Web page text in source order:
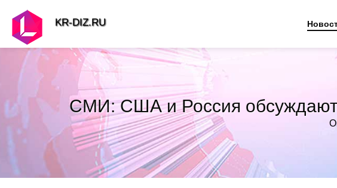
СМИ: США и Россия
KR-DIZ.RU